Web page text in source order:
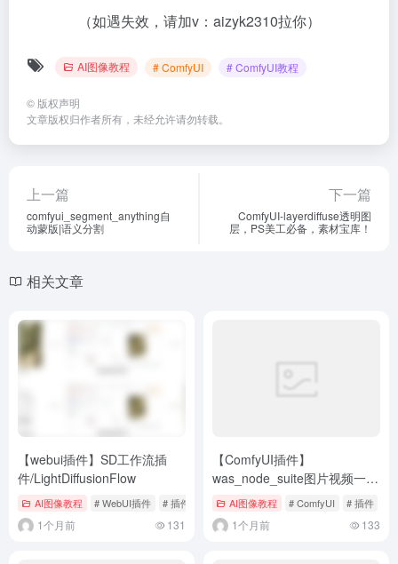
（如遇失效，请加v：aizyk2310拉你）
AI图像教程 # ComfyUI # ComfyUI教程
© 版权声明
文章版权归作者所有，未经允许请勿转载。
上一篇
comfyui_segment_anything自
动蒙版|语义分割
下一篇
ComfyUI-layerdiffuse透明图
层，PS美工必备，素材宝库！
相关文章
【webui插件】SD工作流插
件/LightDiffusionFlow
AI图像教程 # WebUI插件 # 插件
1个月前 131
【ComfyUI插件】
was_node_suite图片视频一键
去背景
AI图像教程 # ComfyUI # 插件
1个月前 133